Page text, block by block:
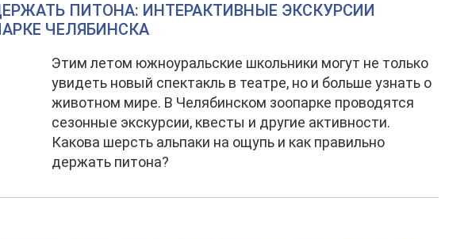
ПИТОНА: ИНТЕРАКТИВНЫЕ ЭКСКУРСИИ
ЧЕЛЯБИНСКА
Этим летом южноуральские школьники могут не только
увидеть новый спектакль в театре, но и больше узнать о
животном мире. В Челябинском зоопарке проводятся
сезонные экскурсии, квесты и другие активности.
Какова шерсть альпаки на ощупь и как правильно
держать питона?